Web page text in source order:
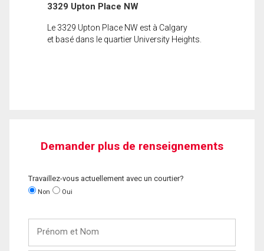
3329 Upton Place NW
Le 3329 Upton Place NW est à Calgary
et basé dans le quartier University Heights.
Demander plus de renseignements
Travaillez-vous actuellement avec un courtier?
Non Oui
Nom